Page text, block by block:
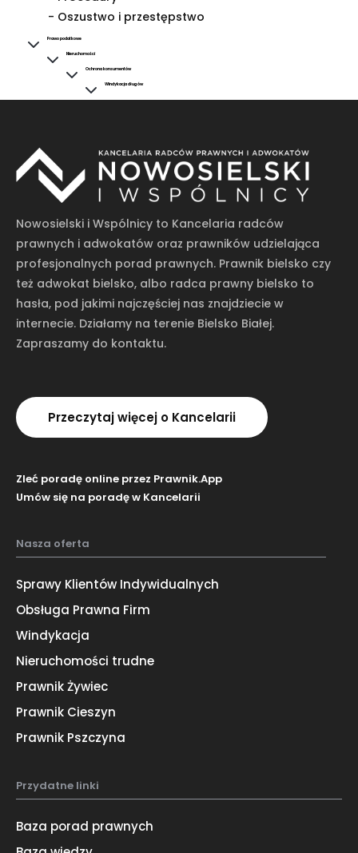
- Oszustwo i przestępstwo
Prawo podatkowe
Nieruchomości
Ochrona konsumentów
Windykacja długów
Nowosielski i Wspólnicy to Kancelaria radców
prawnych i adwokatów oraz prawników udzielająca
profesjonalnych porad prawnych. Prawnik bielsko czy
też adwokat bielsko, albo radca prawny bielsko to
hasła, pod jakimi najczęściej nas znajdziecie w
internecie. Działamy na terenie Bielsko Białej.
Zapraszamy do kontaktu.
Przeczytaj więcej o Kancelarii
Zleć poradę online przez Prawnik.App
Umów się na poradę w Kancelarii
Nasza oferta
Sprawy Klientów Indywidualnych
Obsługa Prawna Firm
Windykacja
Nieruchomości trudne
Prawnik Żywiec
Prawnik Cieszyn
Prawnik Pszczyna
Przydatne linki
Baza porad prawnych